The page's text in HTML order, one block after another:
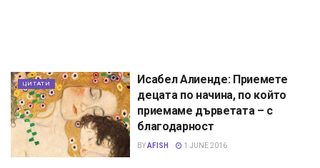
ЦИТАТИ
Исабел Алиенде: Приемете
децата по начина, по който
приемаме дърветата – с
благодарност
BYAFISH 1 JUNE 2016